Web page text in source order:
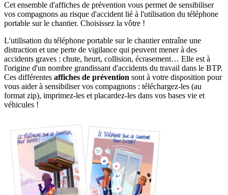
Cet ensemble d'affiches de prévention vous permet de sensibiliser
vos compagnons au risque d'accident lié à l'utilisation du téléphone
portable sur le chantier. Choisissez la vôtre !
L'utilisation du téléphone portable sur le chantier entraîne une
distraction et une perte de vigilance qui peuvent mener à des
accidents graves : chute, heurt, collision, écrasement… Elle est à
l'origine d'un nombre grandissant d'accidents du travail dans le BTP.
Ces différentes affiches de prévention sont à votre disposition pour
vous aider à sensibiliser vos compagnons : téléchargez-les (au
format zip), imprimez-les et placardez-les dans vos bases vie et
véhicules !